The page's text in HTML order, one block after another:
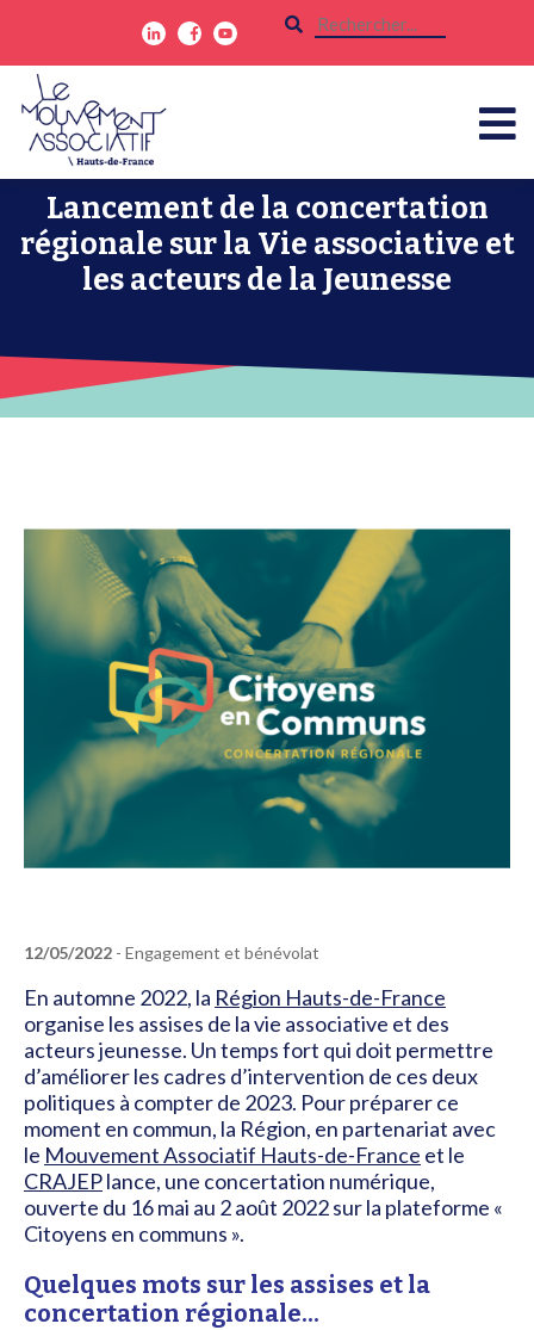
Lancement de la concertation
régionale sur la Vie associative et
les acteurs de la Jeunesse
12/05/2022 - Engagement et bénévolat
En automne 2022, la Région Hauts-de-France
organise les assises de la vie associative et des
acteurs jeunesse. Un temps fort qui doit permettre
d’améliorer les cadres d’intervention de ces deux
politiques à compter de 2023. Pour préparer ce
moment en commun, la Région, en partenariat avec
le Mouvement Associatif Hauts-de-France et le
CRAJEPlance, une concertation numérique,
ouverte du 16 mai au 2 août 2022 sur la plateforme «
Citoyens en communs ».
Quelques mots sur les assises et la
concertation régionale...